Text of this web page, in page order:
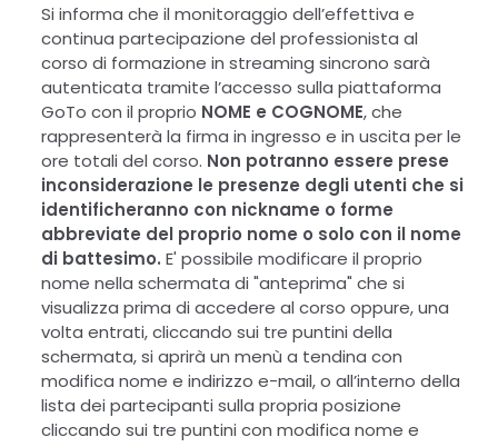
Si informa che il monitoraggio dell’effettiva e
continua partecipazione del professionista al
corso di formazione in streaming sincrono sarà
autenticata tramite l’accesso sulla piattaforma
GoTo con il proprio NOME e COGNOME, che
rappresenterà la firma in ingresso e in uscita per le
ore totali del corso. Non potranno essere prese
inconsiderazione le presenze degli utenti che si
identificheranno con nickname o forme
abbreviate del proprio nome o solo con il nome
di battesimo. E' possibile modificare il proprio
nome nella schermata di "anteprima" che si
visualizza prima di accedere al corso oppure, una
volta entrati, cliccando sui tre puntini della
schermata, si aprirà un menù a tendina con
modifica nome e indirizzo e-mail, o all’interno della
lista dei partecipanti sulla propria posizione
cliccando sui tre puntini con modifica nome e